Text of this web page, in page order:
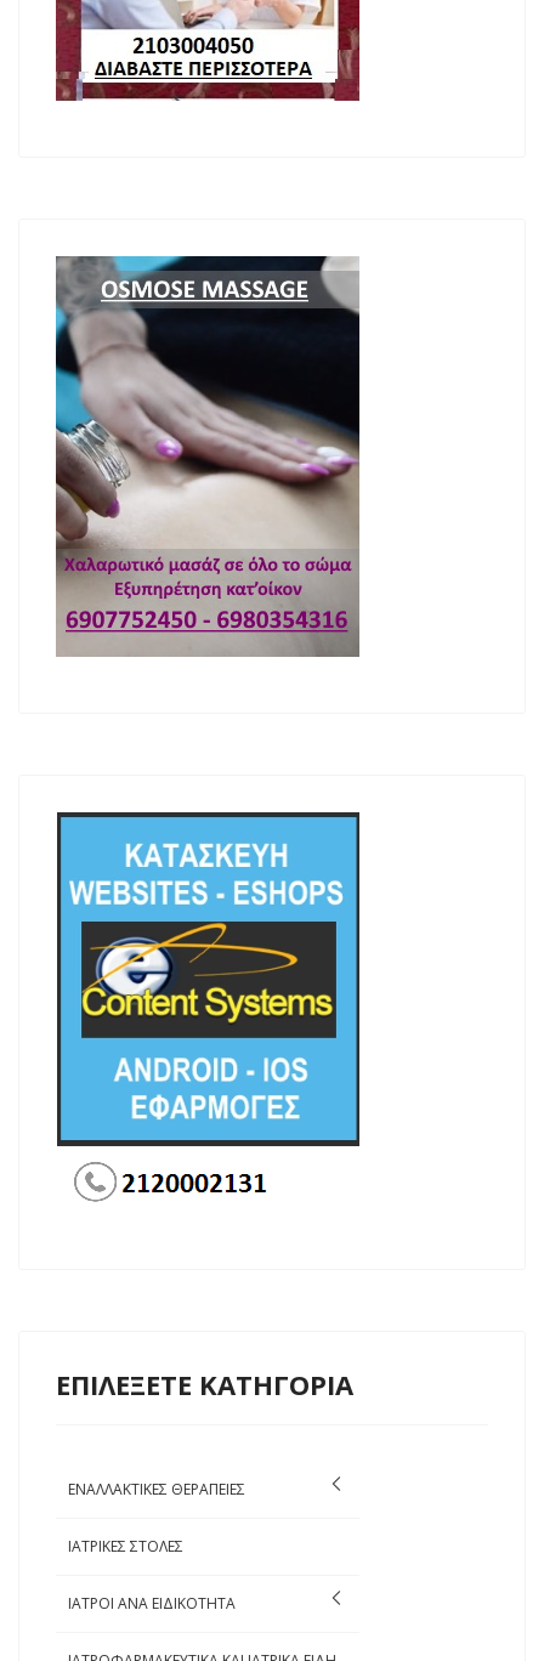
ΕΠΙΛΕΞΕΤΕ ΚΑΤΗΓΟΡΙΑ
ΕΝΑΛΛΑΚΤΙΚΕΣ ΘΕΡΑΠΕΙΕΣ
ΙΑΤΡΙΚΕΣ ΣΤΟΛΕΣ
ΙΑΤΡΟΙ ΑΝΑ ΕΙΔΙΚΟΤΗΤΑ